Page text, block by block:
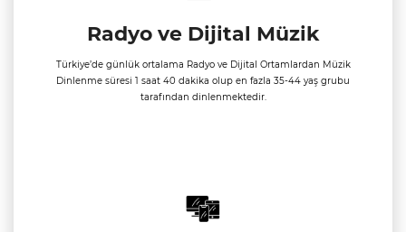
Radyo ve Dijital Müzik
Türkiye’de günlük ortalama Radyo ve Dijital Ortamlardan Müzik
Dinlenme süresi 1 saat 40 dakika olup en fazla 35-44 yaş grubu
tarafından dinlenmektedir.